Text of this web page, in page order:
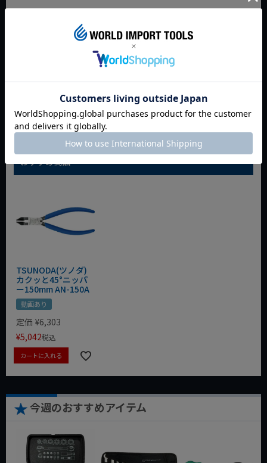
返品特約について
商品についてのお問い合わせ
おすすめ商品
TSUNODA(ツノダ)
カクッと45°ニッパ
ー150mm AN-150A
動画あり
定価 ¥6,303
¥5,042税込
カートに入れる
今週のおすすめアイテム